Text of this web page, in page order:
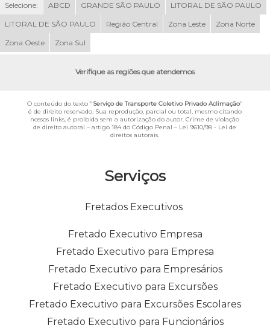
Serviços
Fretados Executivos
Fretado Executivo Empresa
Fretado Executivo para Empresa
Fretado Executivo para Empresários
Fretado Executivo para Excursões
Fretado Executivo para Excursões Escolares
Fretado Executivo para Funcionários
Selecione: ABCD GRANDE SÃO PAULO LITORAL DE SÃO PAULO
LITORAL DE SÃO PAULO Região Central Zona Leste Zona Norte
Zona Oeste Zona Sul
Verifique as regiões que atendemos
O conteúdo do texto "Serviço de Transporte Coletivo Privado Aclimação"
é de direito reservado. Sua reprodução, parcial ou total, mesmo citando
nossos links, é proibida sem a autorização do autor. Crime de violação
de direito autoral – artigo 184 do Código Penal – Lei 9610/98 - Lei de
direitos autorais.